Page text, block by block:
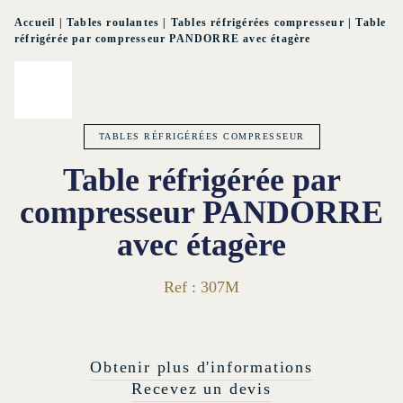
Accueil |Tables roulantes Tables réfrigérées compresseur |Table
réfrigérée par compresseur PANDORRE avec étagère
TABLES RÉFRIGÉRÉES COMPRESSEUR
Table réfrigérée par
compresseur PANDORRE
avec étagère
Ref : 307M
Obtenir plus d'informations
Recevez un devis